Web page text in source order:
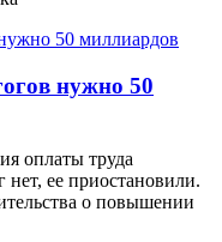
нужно 50
оплаты труда
нет, ее приостановили.
о повышении